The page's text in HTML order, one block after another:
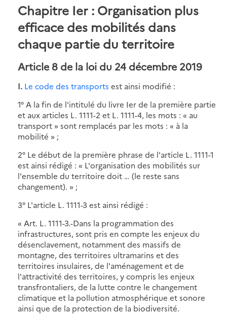
Chapitre Ier : Organisation plus
efficace des mobilités dans
chaque partie du territoire
Article 8 de la loi du 24 décembre 2019
I. Le code des transports est ainsi modifié :
1° A la fin de l'intitulé du livre Ier de la première partie
et aux articles L. 1111-2 et L. 1111-4, les mots : « au
transport » sont remplacés par les mots : « à la
mobilité » ;
2° Le début de la première phrase de l'article L. 1111-1
est ainsi rédigé : « L'organisation des mobilités sur
l'ensemble du territoire doit … (le reste sans
changement). » ;
3° L'article L. 1111-3 est ainsi rédigé :
« Art. L. 1111-3.-Dans la programmation des
infrastructures, sont pris en compte les enjeux du
désenclavement, notamment des massifs de
montagne, des territoires ultramarins et des
territoires insulaires, de l'aménagement et de
l'attractivité des territoires, y compris les enjeux
transfrontaliers, de la lutte contre le changement
climatique et la pollution atmosphérique et sonore
ainsi que de la protection de la biodiversité.